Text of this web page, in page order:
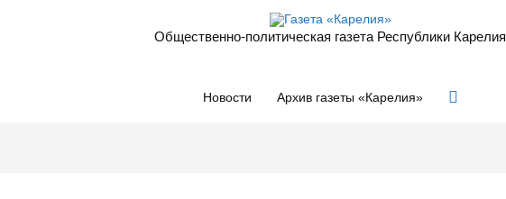
Общественно-политическая газета Республики Карелия
Новости Архив газеты «Карелия» Поиск